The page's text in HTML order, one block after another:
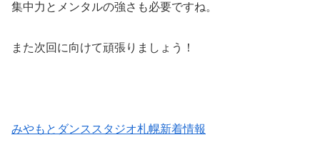
集中力とメンタルの強さも必要ですね。
また次回に向けて頑張りましょう！
みやもとダンススタジオ札幌新着情報